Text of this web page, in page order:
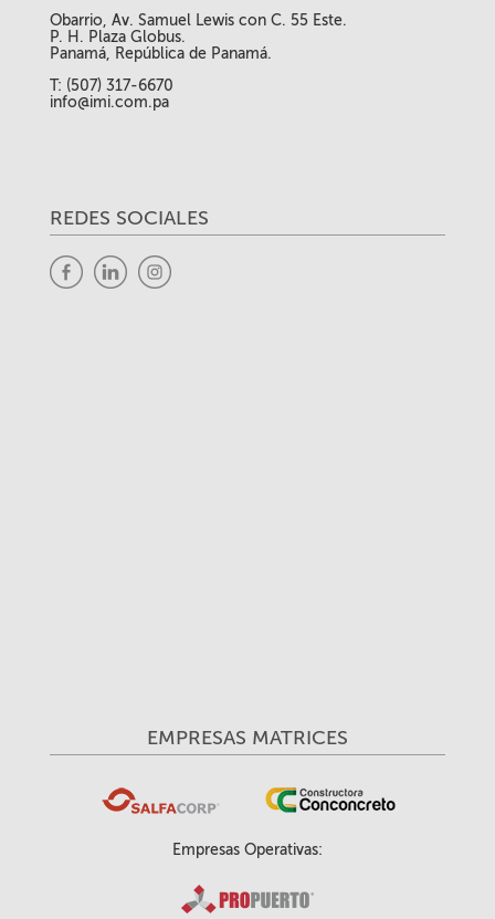
Obarrio, Av. Samuel Lewis con C. 55 Este.
P. H. Plaza Globus.
Panamá, República de Panamá.
T: (507) 317-6670
info@imi.com.pa
REDES SOCIALES
EMPRESAS MATRICES
Empresas Operativas: